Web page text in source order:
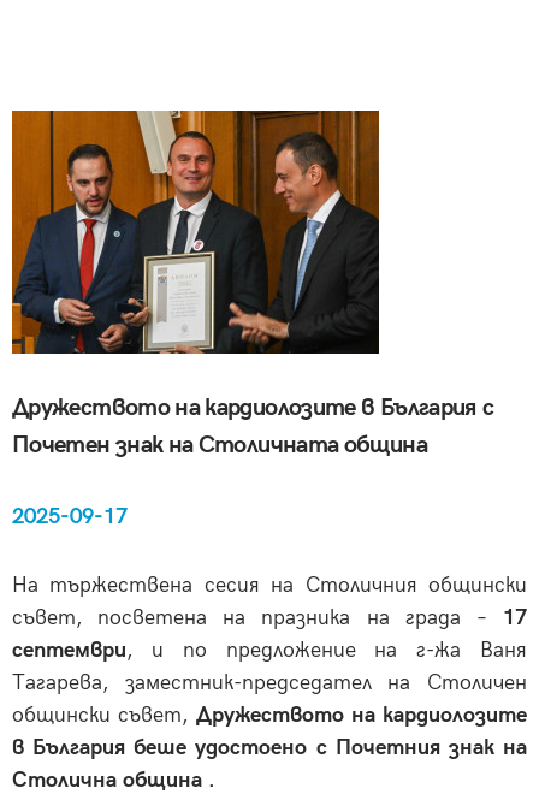
Дружеството на кардиолозите в България с
Почетен знак на Столичната община
2025-09-17
На тържествена сесия на Столичния общински
съвет, посветена на празника на града – 17
септември, и по предложение на г-жа Ваня
Тагарева, заместник-председател на Столичен
общински съвет, Дружеството на кардиолозите
в България беше удостоено с Почетния знак на
Столична община .